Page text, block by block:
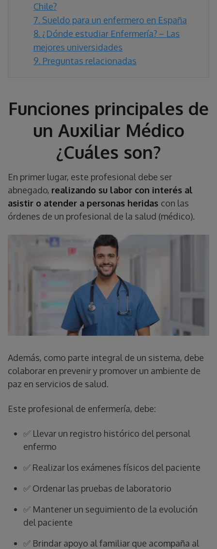
Chile?
7. Sueldo para un enfermero en España
8. ¿Dónde estudiar Enfermería? – Las
mejores universidades
9. Preguntas relacionadas
Funciones principales de
un Auxiliar Médico
¿Cuáles son?
En primer lugar, este profesional debe ser
abnegado, realizando su labor con interés al
asistir o atender a personas heridas con las
órdenes de un profesional de la salud (médico).
Además, como parte integral de un sistema, debe
colaborar en prevenir y promover un ambiente de
paz en servicios de salud.
Este profesional de enfermería, debe:
✅ Llevar un registro histórico del personal
enfermo
✅ Realizar los exámenes físicos del paciente
✅ Ordenar las pruebas de laboratorio
✅ Mantener un seguimiento de la evolución
del paciente
✅ Brindar apoyo al familiar que acompaña al